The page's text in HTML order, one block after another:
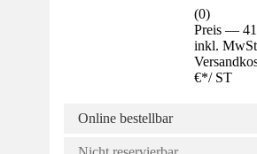
(0)
Preis —
inkl.
€*/ ST
Online bestellbar